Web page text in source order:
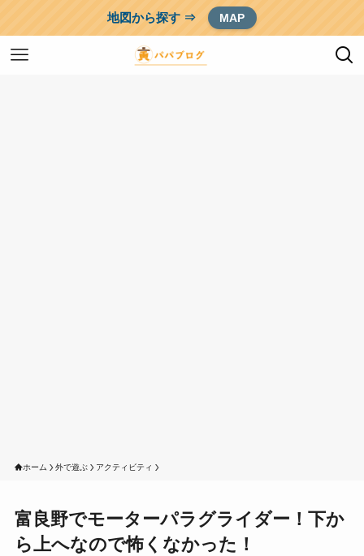
地図から探す ⇒ MAP
ホーム 外で遊ぶ アクティビティ
富良野でモーターパラグライダー！下か
ら上へなので怖くなかった！